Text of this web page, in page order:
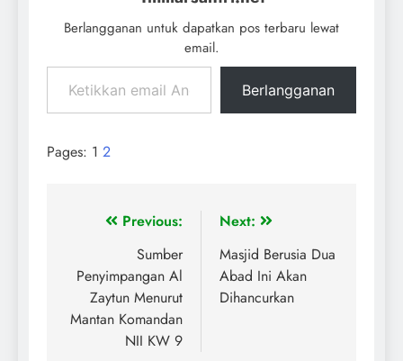
Berlangganan untuk dapatkan pos terbaru lewat
email.
Berlangganan
Pages: 1 2
Previous:
Sumber
Penyimpangan Al
Zaytun Menurut
Mantan Komandan
NII KW 9
Next:
Masjid Berusia Dua
Abad Ini Akan
Dihancurkan